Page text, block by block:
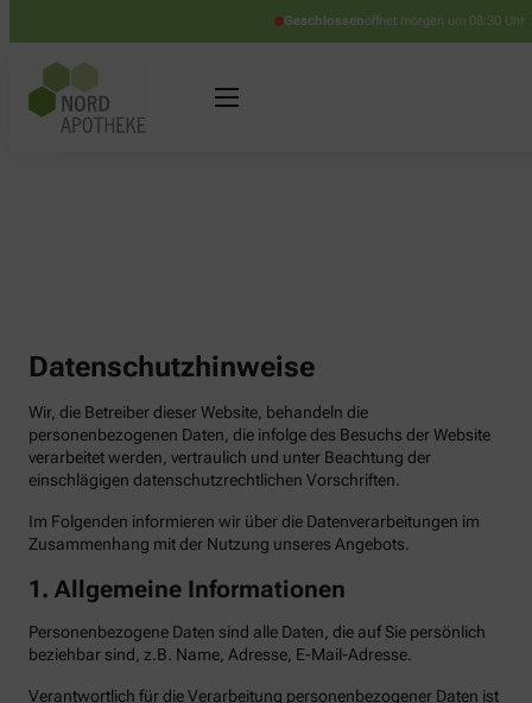
Geschlossenöffnet morgen um 08:30 Uhr
Datenschutzhinweise
Wir, die Betreiber dieser Website, behandeln die
personenbezogenen Daten, die infolge des Besuchs der Website
verarbeitet werden, vertraulich und unter Beachtung der
einschlägigen datenschutzrechtlichen Vorschriften.
Im Folgenden informieren wir über die Datenverarbeitungen im
Zusammenhang mit der Nutzung unseres Angebots.
1. Allgemeine Informationen
Personenbezogene Daten sind alle Daten, die auf Sie persönlich
beziehbar sind, z.B. Name, Adresse, E-Mail-Adresse.
Verantwortlich für die Verarbeitung personenbezogener Daten ist